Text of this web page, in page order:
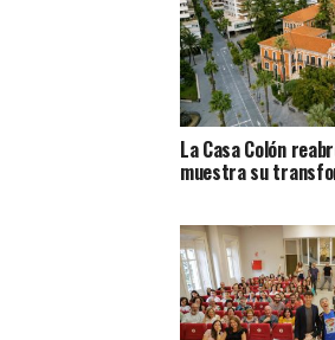
La Casa Colón
muestra su